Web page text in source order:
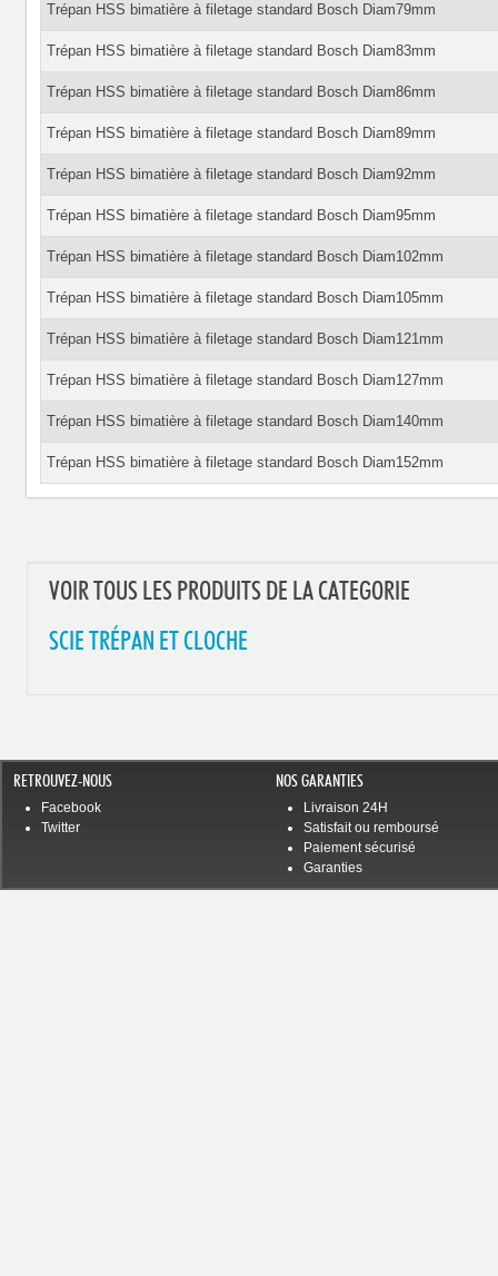
Trépan HSS bimatière à filetage standard Bosch Diam79mm
Trépan HSS bimatière à filetage standard Bosch Diam83mm
Trépan HSS bimatière à filetage standard Bosch Diam86mm
Trépan HSS bimatière à filetage standard Bosch Diam89mm
Trépan HSS bimatière à filetage standard Bosch Diam92mm
Trépan HSS bimatière à filetage standard Bosch Diam95mm
Trépan HSS bimatière à filetage standard Bosch Diam102mm
Trépan HSS bimatière à filetage standard Bosch Diam105mm
Trépan HSS bimatière à filetage standard Bosch Diam121mm
Trépan HSS bimatière à filetage standard Bosch Diam127mm
Trépan HSS bimatière à filetage standard Bosch Diam140mm
Trépan HSS bimatière à filetage standard Bosch Diam152mm
VOIR TOUS LES PRODUITS DE LA CATEGORIE
SCIE TRÉPAN ET CLOCHE
RETROUVEZ-NOUS
Facebook
Twitter
NOS GARANTIES
Livraison 24H
Satisfait ou remboursé
Paiement sécurisé
Garanties